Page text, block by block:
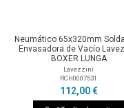
Neumático 65x320mm
Envasadora de Vacío
BOXER LUNGA
Lavezzini
RCH0007531
112,00 €